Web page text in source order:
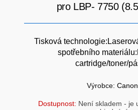
ZABEZPEČENÍ
FLASH KARTY
SOHO INTERNÍ
INTERAKTIVNÍ
SÍŤOVÉ PRVKY
pro LBP- 7750
Tisková
spotřebního
cartridge/toner/
Výrobce: Canon
Dostupnost: Není skladem - je